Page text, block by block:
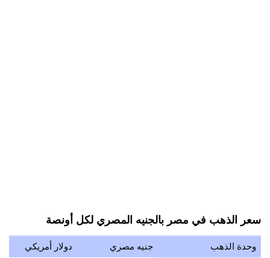
سعر الذهب في مصر بالجنيه المصري لكل أونصة
وحدة الذهب جنيه مصري دولار أمريكي